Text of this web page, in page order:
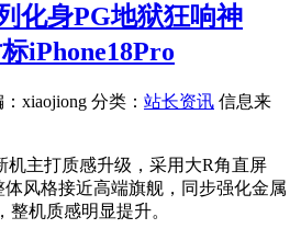
化身PG地狱狂响神
iPhone18Pro
xiaojiong 分类： 站长资讯 信息来
机主打质感升级，采用大R角直屏
体风格接近高端旗舰，同步强化金属
机质感明显提升。